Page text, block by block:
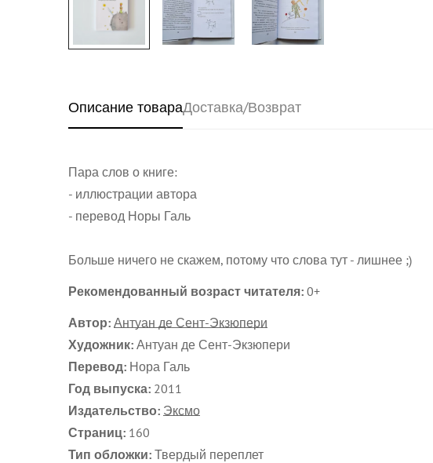
Описание товараДоставка/Возврат
Пара слов о книге:
- иллюстрации автора
- перевод Норы Галь
Больше ничего не скажем, потому что слова тут - лишнее ;)
Рекомендованный возраст читателя: 0+
Автор: Антуан де Сент-Экзюпери
Художник: Антуан де Сент-Экзюпери
Перевод: Нора Галь
Год выпуска: 2011
Издательство: Эксмо
Страниц: 160
Тип обложки: Твердый переплет